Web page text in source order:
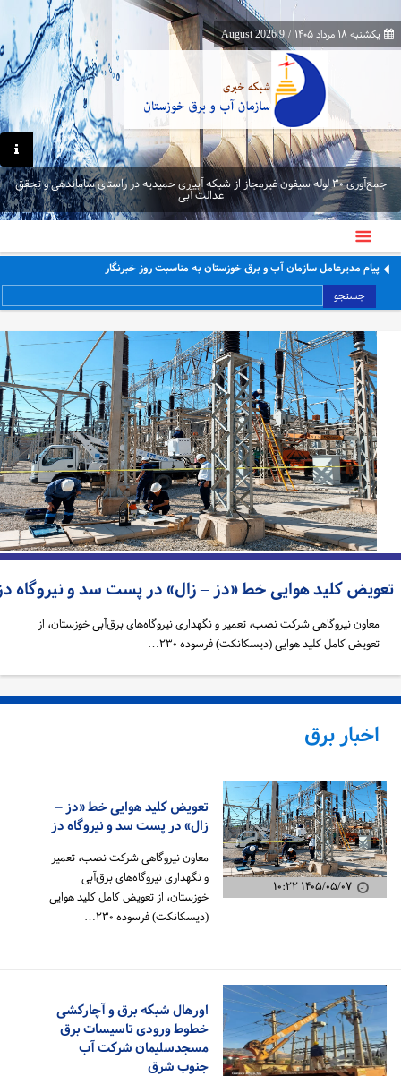
یکشنبه ۱۸ مرداد ۱۴۰۵ /
9 August 2026
جمع‌آوری ۳۰ لوله سیفون غیرمجاز از شبکه آبیاری حمیدیه در راستای ساماندهی و تحقق
عدالت آبی
پیام مدیرعامل سازمان آب و برق خوزستان به مناسبت روز خبرنگار
جستجو
کلید هوایی خط «دز – زال» در پست سد و نیروگاه دز
معاون نیروگاهی شرکت نصب، تعمیر و نگهداری نیروگاه‌های برق‌آبی خوزستان، از
تعویض کامل کلید هوایی (دیسکانکت) فرسوده ۲۳۰…
اخبار برق
۱۴۰۵/۰۵/۰۷ ۱۰:۲۲
تعویض کلید هوایی خط «دز –
زال» در پست سد و نیروگاه دز
معاون نیروگاهی شرکت نصب، تعمیر
و نگهداری نیروگاه‌های برق‌آبی
خوزستان، از تعویض کامل کلید هوایی
(دیسکانکت) فرسوده ۲۳۰…
اورهال شبکه برق و آچارکشی
خطوط ورودی تاسیسات برق
مسجدسلیمان شرکت آب
جنوب شرق